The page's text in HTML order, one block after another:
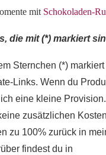
mit Schokoladen-
die mit (*) markiert
Sternchen (*)
Links. Wenn du
eine kleine
zusätzlichen
zu 100% zurück in
findest du in